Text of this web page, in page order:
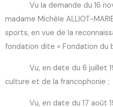
Vu la demande du 16
madame Michèle ALLIOT-
sports, en vue de la
fondation dite « Fondation du
Vu, en date du 6 juillet
culture et de la francophonie ;
Vu, en date du 17 août